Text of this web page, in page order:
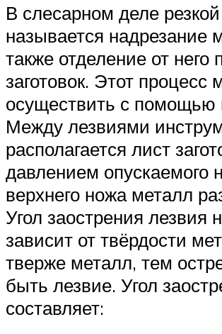
В слесарном деле резкой
называется надрезание
также отделение от него
заготовок. Этот процесс
осуществить с помощью
Между лезвиями
располагается лист
давлением опускаемого
верхнего ножа металл
Угол заострения лезвия
зависит от твёрдости
тверже металл, тем
быть лезвие. Угол
составляет: